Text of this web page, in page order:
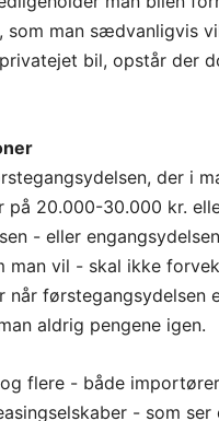
som man sædvanligvis
bil, opstår der
der i
20.000-30.000 kr.
- eller
man vil - skal ikke
når førstegangsydelsen
aldrig pengene igen.
flere - både
- som ser